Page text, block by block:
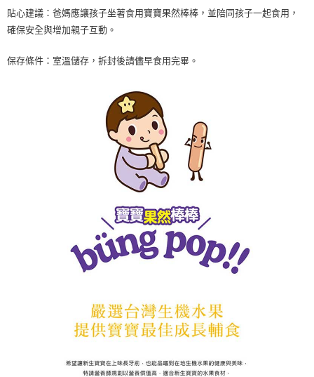
客戶支援中心」https://netprotections.freshdesk.com/support/home
易，需依本服務之必要範圍內提供個人資料，並將交易相關給付款項請求債
２．關於個人資料處理事宜，請瀏覽以下網址：
https://aftee.tw/terms/#terms3
３．未成年的使用者請事先徵得法定代理人或監護人之同意方可使用
「AFTEE先享後付」，若未經同意申辦者引起之損失，本公司不負相關責
４．使用「AFTEE先享後付」時，將依據個別帳號之用戶狀況，依本公司即
時審查核予不同之上限額度；若仍有額度不足之情形，本公司將視審查結果
５．嚴禁一人註冊多個帳號或使用他人資訊註冊。若發現惡意使用之情形，
恩沛科技股份有限公司將有權停止該用戶之使用額度並採取法律行動。
每筆NT$60，滿NT$590(含以上)免運費
宅配
每筆NT$150，滿NT$890(含以上)免運費
貼心建議：爸媽應讓孩子坐著食用寶寶果然棒棒，並陪同孩子一起食用，
確保安全與增加親子互動。
保存條件：室溫儲存，拆封後請儘早食用完畢。